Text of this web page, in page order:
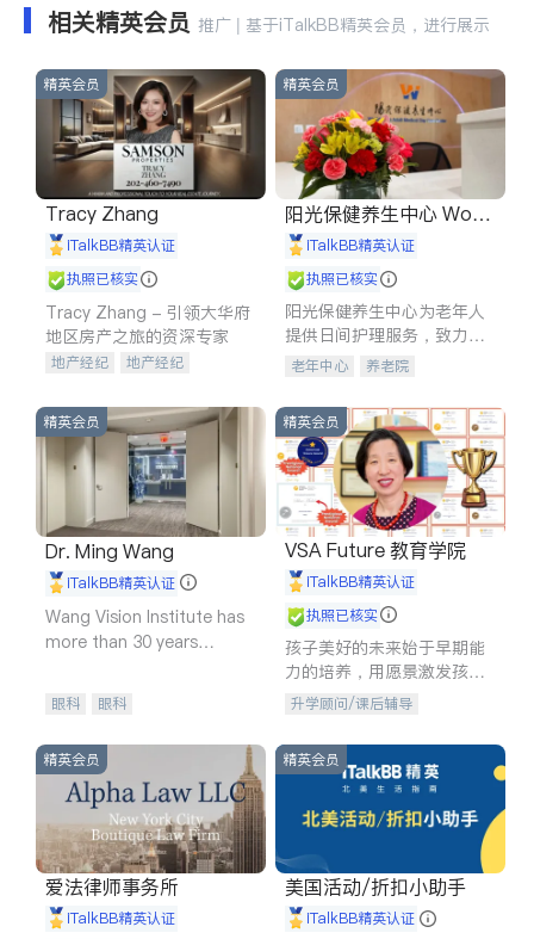
相关精英会员 推广 | 基于iTalkBB精英会员，进行展示
精英会员
Tracy Zhang
iTalkBB精英认证
执照已核实
Tracy Zhang - 引领大华府
地区房产之旅的资深专家
地产经纪
地产经纪
商铺租售
开发商建商
精英会员
阳光保健养生中心 World
shine
iTalkBB精英认证
执照已核实
阳光保健养生中心为老年人
提供日间护理服务，致力于
通过持续的护理创新来有效
老年中心 养老院
精英会员
Dr. Ming Wang
iTalkBB精英认证
Wang Vision Institute has
more than 30 years
眼科 眼科
精英会员
VSA Future 教育学院
iTalkBB精英认证
执照已核实
孩子美好的未来始于早期能
力的培养，用愿景激发孩子
的学习潜力和动力。理念：
拥有成长型心态是成功的基
石。
升学顾问/课后辅导
精英会员
爱法律师事务所
iTalkBB精英认证
精英会员
美国活动/折扣小助手
iTalkBB精英认证